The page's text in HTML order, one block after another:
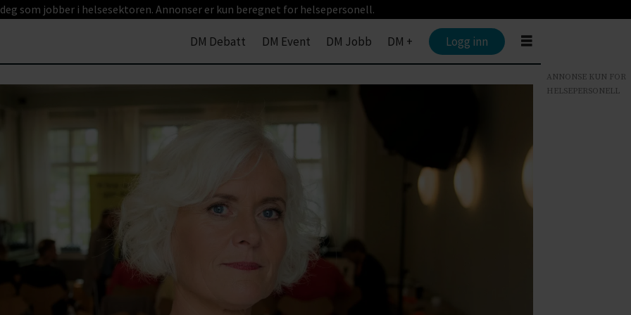
som jobber i helsesektoren. Annonser er kun beregnet for helsepersonell.
DM Debatt DM Event DM Jobb DM + Logg inn
ANNONSE KUN FOR
HELSEPERSONELL